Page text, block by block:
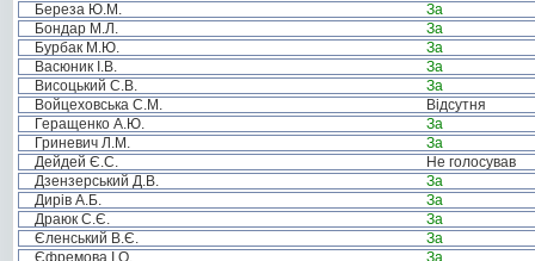
Береза Ю.М.
За
Бондар М.Л.
За
Бурбак М.Ю.
За
Васюник І.В.
За
Висоцький С.В.
За
Войцеховська С.М.
Відсутня
Геращенко А.Ю.
За
Гриневич Л.М.
За
Дейдей Є.С.
Не голосував
Дзензерський Д.В.
За
Дирів А.Б.
За
Драюк С.Є.
За
Єленський В.Є.
За
Єфремова І.О.
За